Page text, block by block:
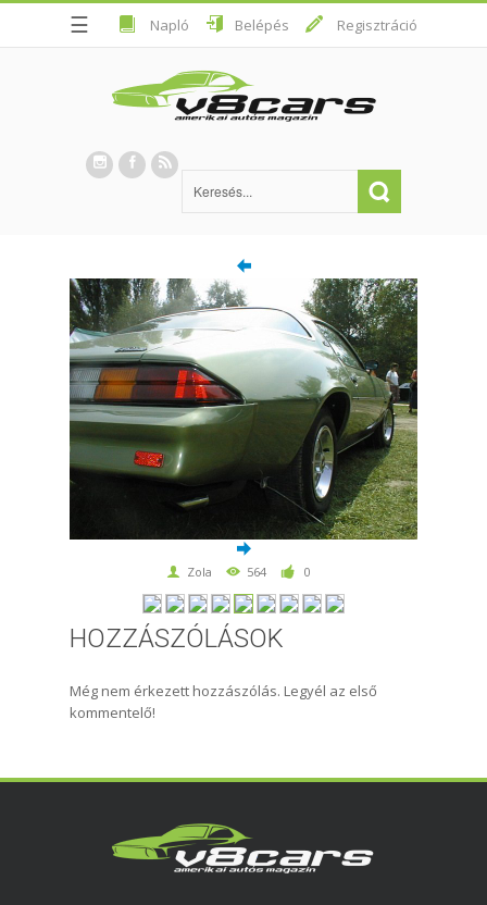
☰ Napló Belépés Regisztráció
Zola 564 0
HOZZÁSZÓLÁSOK
Még nem érkezett hozzászólás. Legyél az első
kommentelő!